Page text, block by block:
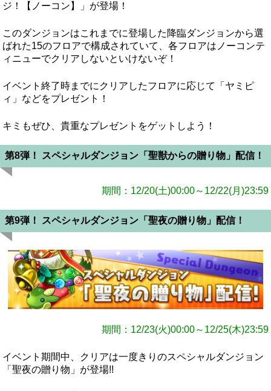
ジ！【ノーコン】」が登場！
このダンジョンはこれまでに登場した降臨ダンジョンから選
ばれた15のフロアで構成されていて、各フロアはノーコンテ
ィニューでクリアしないといけないぞ！
イベント終了時までにクリアしたフロアに応じて「ヤミピ
ィ」などをプレゼント！
キミもぜひ、貴重なプレゼントをゲットしよう！
第8弾！ スペシャルダンジョン「聖獣からの贈り物」配信！
期間：12/20(土)00:00～12/22(月)23:59
第9弾！ スペシャルダンジョン「聖夜の贈り物」配信！
期間：12/23(火)00:00～12/25(木)23:59
イベント期間中、クリアは一度きりのスペシャルダンジョン
「聖夜の贈り物」が登場!!